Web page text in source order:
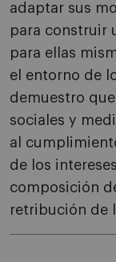
adaptar sus
para construir
para ellas
el entorno de
demuestro
sociales y
al
de los
composición
retribución de